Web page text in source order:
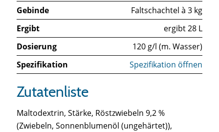
Gebinde
Faltschachtel à 3 kg
Ergibt
ergibt 28 L
Dosierung
120 g/l (m. Wasser)
Spezifikation
Spezifikation öffnen
Zutatenliste
Maltodextrin, Stärke, Röstzwiebeln 9,2 %
(Zwiebeln, Sonnenblumenöl (ungehärtet)),